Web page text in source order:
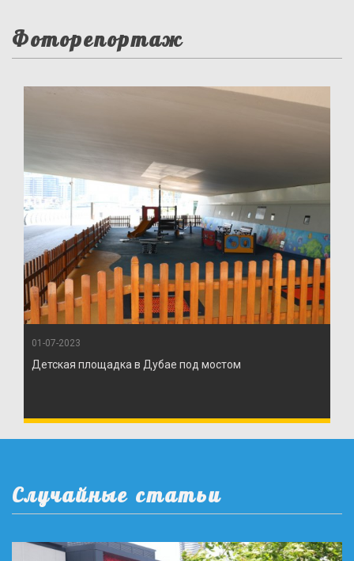
Фоторепортаж
01-07-2023
Детская площадка в Дубае под мостом
Случайные статьи